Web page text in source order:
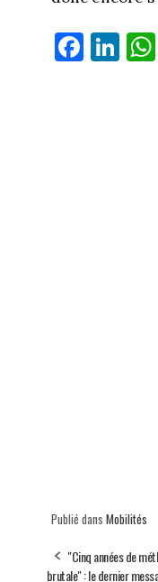
Fa
ce
Li
nk
Publié dans Mobilités
"Cinq années de
brutale" : le dernier